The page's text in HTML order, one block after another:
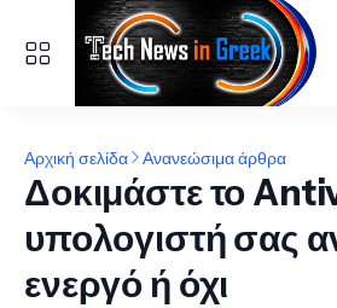
Αρχική σελίδα Ανανεώσιμα άρθρα
Δοκιμάστε το
υπολογιστή σας
ενεργό ή όχι